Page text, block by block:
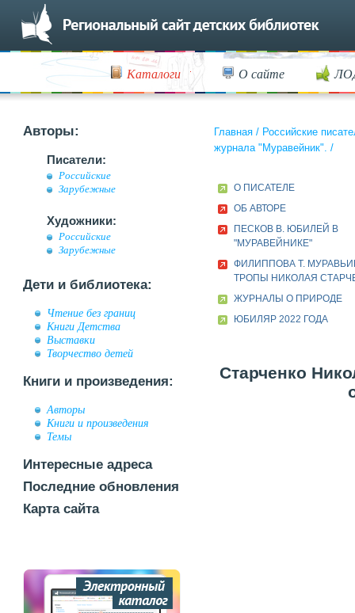
Каталоги О сайте
Авторы:
Писатели:
Российские
Зарубежные
Художники:
Российские
Зарубежные
Дети и библиотека:
Чтение без границ
Книги Детства
Выставки
Творчество детей
Книги и произведения:
Авторы
Книги и произведения
Темы
Интересные адреса
Последние обновления
Карта сайта
Главная / Российские
журнала "Муравейник". /
О ПИСАТЕЛЕ
ОБ АВТОРЕ
ПЕСКОВ В. ЮБИЛЕЙ В
"МУРАВЕЙНИКЕ"
ФИЛИППОВА Т.
ТРОПЫ НИКОЛАЯ
ЖУРНАЛЫ О ПРИРОДЕ
ЮБИЛЯР 2022 ГОДА
Старченко